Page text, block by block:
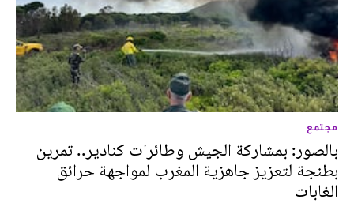
مجتمع
بالصور: بمشاركة الجيش وطائرات كنادير.. تمرين
بطنجة لتعزيز جاهزية المغرب لمواجهة حرائق
الغابات